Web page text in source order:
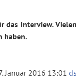
das Interview. Vielen
haben.
2016 13:01 ds